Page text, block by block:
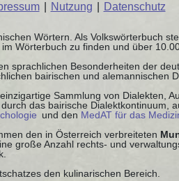
Nutzung Datenschutz
Wörtern. Als Volkswörterbuch
Wörterbuch zu finden und über
sprachlichen Besonderheiten der
bairischen und alemannischen
Sammlung von Dialekten,
das bairische Dialektkontinuum,
und den MedAT für das
den in Österreich verbreiteten
große Anzahl rechts- und
den kulinarischen Bereich.